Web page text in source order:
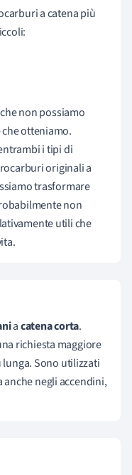
a catena più
non possiamo
otteniamo.
i tipi di
originali a
trasformare
non
utili che
acatena corta.
richiesta maggiore
Sono utilizzati
negli accendini,